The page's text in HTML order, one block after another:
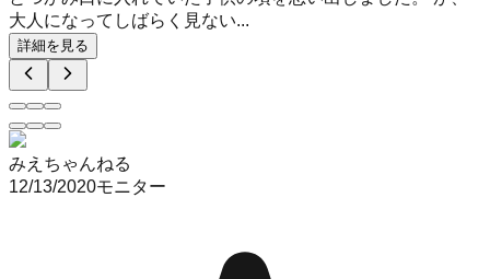
大人になってしばらく見ない...
詳細を見る
みえちゃんねる
12/13/2020モニター